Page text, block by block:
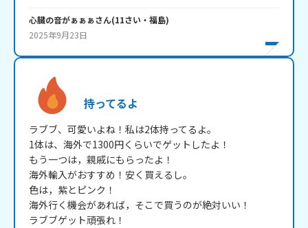
心臓の音がぁぁぁさん(11さい・ 福島)
2025年9月23日
持ってるよ
ラブブ、可愛いよね！私は2体持ってるよ。
1体は、海外で1300円くらいでゲットしたよ！
もう一つは，親戚にもらったよ！
海外輸入がおすすめ！安く買えるし。
色は，紫とピンク！
海外行く機会があれば，そこで買うのが絶対いい！
ラブブゲット頑張れ！